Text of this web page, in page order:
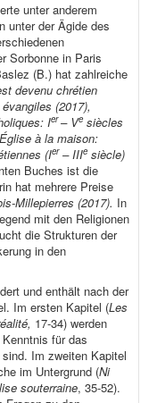
unter anderem
unter der Ägide des
Sorbonne in Paris
(B.) hat zahlreiche
devenu chrétien
(2017),
Ier– Ve siècles
à la maison:
(Ier– IIIe siècle)
Buches ist die
hat mehrere Preise
Millepierres (2017). In
mit den Religionen
die Strukturen der
in den
und enthält nach der
Im ersten Kapitel (Les
17-34) werden
für das
Im zweiten Kapitel
im Untergrund (Ni
souterraine, 35-52).